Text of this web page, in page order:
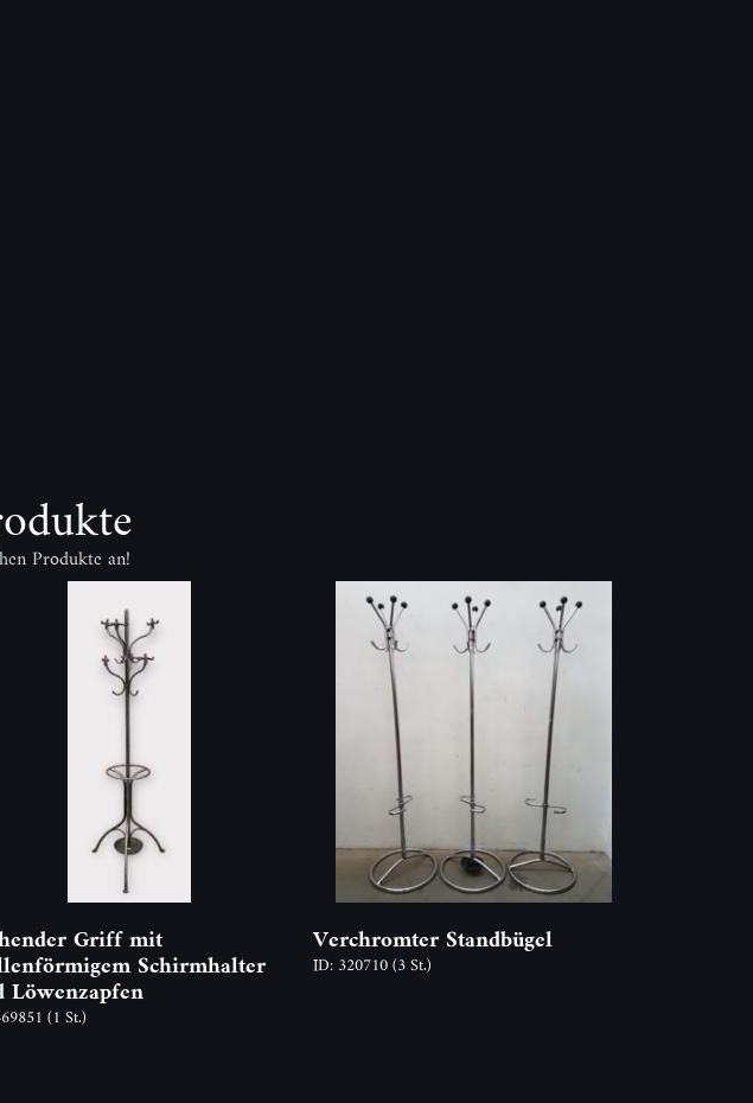
Produkte an!
Griff mit
Schirmhalter
Löwenzapfen
(1 St.)
Verchromter Standbügel
ID: 320710(3 St.)